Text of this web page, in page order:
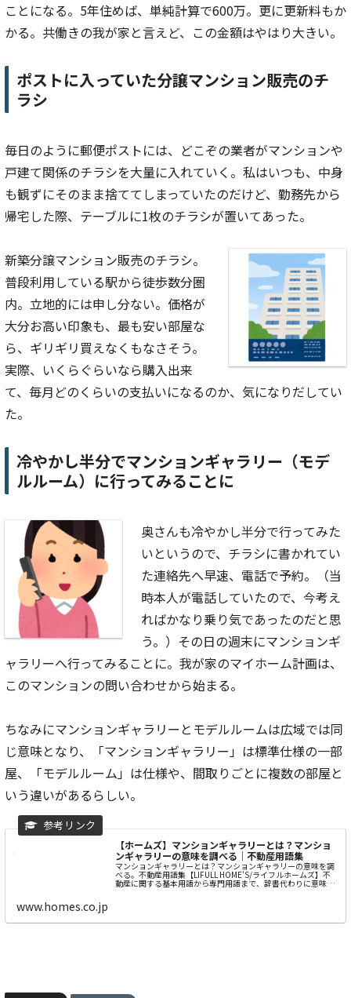
ことになる。5年住めば、単純計算で600万。更に更新料もか
かる。共働きの我が家と言えど、この金額はやはり大きい。
ポストに入っていた分譲マンション販売のチ
ラシ
毎日のように郵便ポストには、どこぞの業者がマンションや
戸建て関係のチラシを大量に入れていく。私はいつも、中身
も観ずにそのまま捨ててしまっていたのだけど、勤務先から
帰宅した際、テーブルに1枚のチラシが置いてあった。
新築分譲マンション販売のチラシ。
普段利用している駅から徒歩数分圏
内。立地的には申し分ない。価格が
大分お高い印象も、最も安い部屋な
ら、ギリギリ買えなくもなさそう。
実際、いくらぐらいなら購入出来
て、毎月どのくらいの支払いになるのか、気になりだしてい
た。
冷やかし半分でマンションギャラリー（モデ
ルルーム）に行ってみることに
奥さんも冷やかし半分で行ってみた
いというので、チラシに書かれてい
た連絡先へ早速、電話で予約。（当
時本人が電話していたので、今考え
ればかなり乗り気であったのだと思
う。）その日の週末にマンションギ
ャラリーへ行ってみることに。我が家のマイホーム計画は、
このマンションの問い合わせから始まる。
ちなみにマンションギャラリーとモデルルームは広域では同
じ意味となり、「マンションギャラリー」は標準仕様の一部
屋、「モデルルーム」は仕様や、間取りごとに複数の部屋と
いう違いがあるらしい。
【ホームズ】マンションギャラリーとは？マンショ
ンギャラリーの意味を調べる｜不動産用語集
マンションギャラリーとは？マンションギャラリーの意味を調
べる。不動産用語集【LIFULL HOME'S/ライフルホームズ】不
動産に関する基本用語から専門用語まで、辞書代わりに意味を
www.homes.co.jp